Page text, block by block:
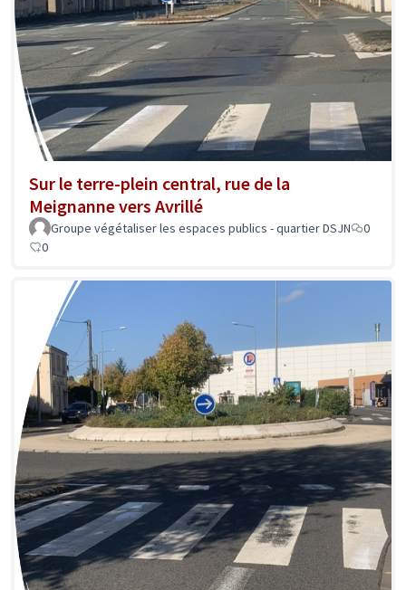
Sur le terre-plein central, rue de la
Meignanne vers Avrillé
Groupe végétaliser les espaces publics - quartier DSJN
0
0